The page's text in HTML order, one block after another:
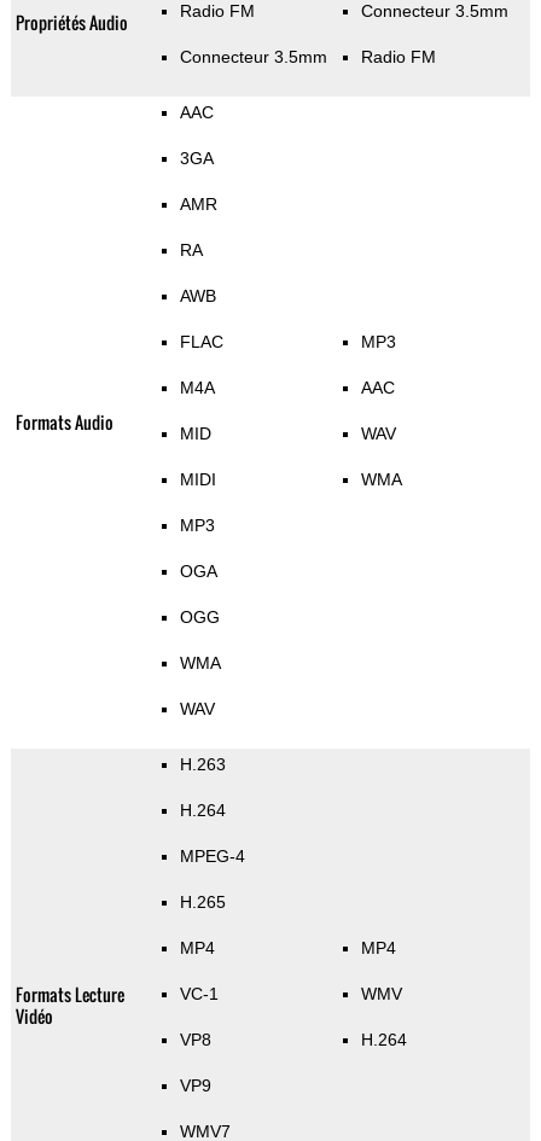
Propriétés Audio Radio FM
Connecteur 3.5mm
Connecteur 3.5mm
Radio FM
Formats Audio
AAC
3GA
AMR
RA
AWB
FLAC
M4A
MID
MIDI
MP3
OGA
OGG
WMA
WAV
MP3
AAC
WAV
WMA
Formats Lecture
Vidéo
H.263
H.264
MPEG-4
H.265
MP4
VC-1
VP8
VP9
WMV7
MP4
WMV
H.264